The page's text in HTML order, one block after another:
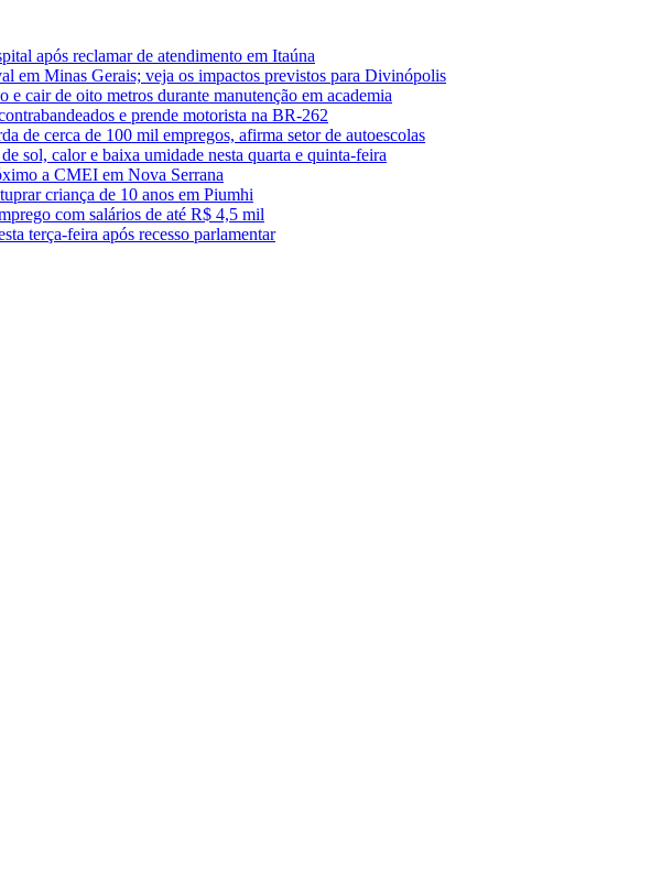
após reclamar de atendimento em Itaúna
em Minas Gerais; veja os impactos previstos para Divinópolis
cair de oito metros durante manutenção em academia
e prende motorista na BR-262
de cerca de 100 mil empregos, afirma setor de autoescolas
sol, calor e baixa umidade nesta quarta e quinta-feira
a CMEI em Nova Serrana
criança de 10 anos em Piumhi
com salários de até R$ 4,5 mil
terça-feira após recesso parlamentar